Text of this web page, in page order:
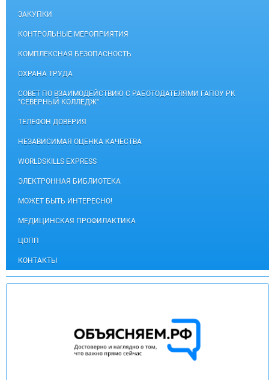
ЗАКУПКИ
КОНТРОЛЬНЫЕ МЕРОПРИЯТИЯ
КОМПЛЕКСНАЯ БЕЗОПАСНОСТЬ
ОХРАНА ТРУДА
СОВЕТ ПО ВЗАИМОДЕЙСТВИЮ С РАБОТОДАТЕЛЯМИ ГАПОУ РК
"СЕВЕРНЫЙ КОЛЛЕДЖ"
ТЕЛЕФОН ДОВЕРИЯ
НЕЗАВИСИМАЯ ОЦЕНКА КАЧЕСТВА
WORLDSKILLS EXPRESS
ЭЛЕКТРОННАЯ БИБЛИОТЕКА
МОЖЕТ БЫТЬ ИНТЕРЕСНО!
МЕДИЦИНСКАЯ ПРОФИЛАКТИКА
ЦОПП
КОНТАКТЫ